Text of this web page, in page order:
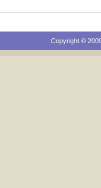
Copyright ©